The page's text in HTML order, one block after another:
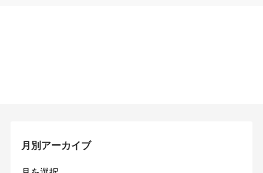
月別アーカイブ